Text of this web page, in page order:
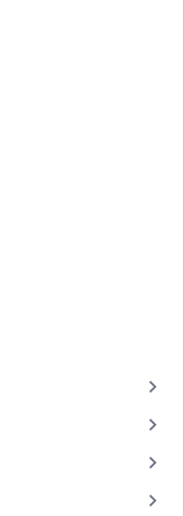
keyboard_arrow_right
keyboard_arrow_right
keyboard_arrow_right
keyboard_arrow_right